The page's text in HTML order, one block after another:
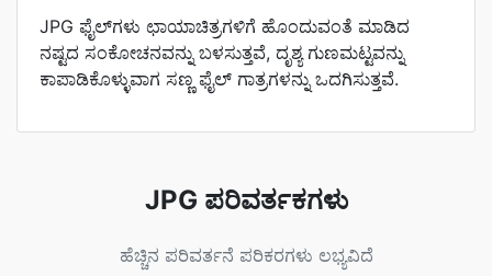
JPG ಫೈಲ್‌ಗಳು ಛಾಯಾಚಿತ್ರಗಳಿಗೆ ಹೊಂದುವಂತೆ ಮಾಡಿದ
ನಷ್ಟದ ಸಂಕೋಚನವನ್ನು ಬಳಸುತ್ತವೆ, ದೃಶ್ಯ ಗುಣಮಟ್ಟವನ್ನು
ಕಾಪಾಡಿಕೊಳ್ಳುವಾಗ ಸಣ್ಣ ಫೈಲ್ ಗಾತ್ರಗಳನ್ನು ಒದಗಿಸುತ್ತವೆ.
JPG ಪರಿವರ್ತಕಗಳು
ಹೆಚ್ಚಿನ ಪರಿವರ್ತನೆ ಪರಿಕರಗಳು ಲಭ್ಯವಿದೆ